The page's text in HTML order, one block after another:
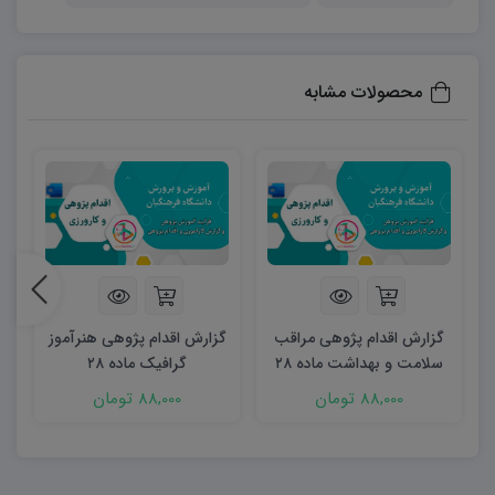
فصل اول: شناسایی و تحلیل موقعیت آموزشی
موقعیت‌های آموزشی واقعی در کلاس یا مدرسه را شناسایی
توضیح داده شده‌اند تا معلمان بتوانند چالش‌های دانش‌آموزان
را به دقت ثبت و تحلیل کنند. این دسته‌بندی کمک می‌کند تا
مشکلات آموزشی نه فقط سطحی دیده شوند، بلکه ریشه‌ای
بررسی و دلایل اصلی آن‌ها شناسایی شود.
فصل دوم: طراحی راهکارها و ایده‌ها
دانشجویان و فرهنگیان با استفاده از این فصل می‌آموزند که
چگونه راهکارهای عملی و علمی برای حل مشکلات آموزشی
محصولات مشابه
گزارش اقدام پژوهی مراقب
سلامت و بهداشت ماده ۲۸
88,000 تومان
گزارش اقدام پژوهی هنرآموز
گرافیک ماده ۲۸
88,000 تومان